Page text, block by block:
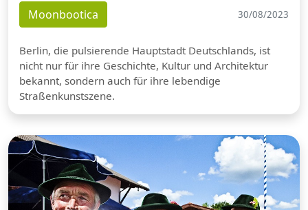
Moonbootica 30/08/2023
Berlin, die pulsierende Hauptstadt Deutschlands, ist
nicht nur für ihre Geschichte, Kultur und Architektur
bekannt, sondern auch für ihre lebendige
Straßenkunstszene.